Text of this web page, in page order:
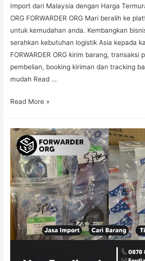
Import dari Malaysia dengan Harga
ORG FORWARDER ORG Mari beralih ke
untuk kemudahan anda. Kembangkan
serahkan kebutuhan logistik Asia kepada
FORWARDER ORG kirim barang, transaksi
pembelian, booking kiriman dan tracking
mudah Read …
Read More »